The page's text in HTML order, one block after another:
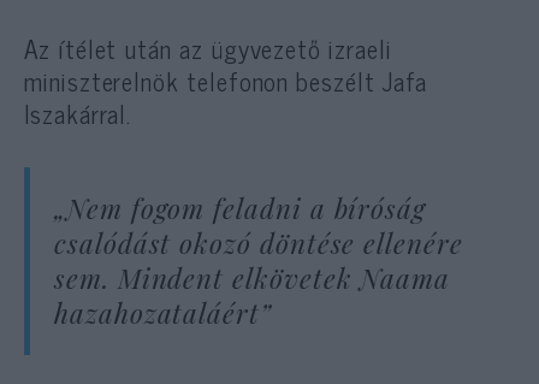
Az ítélet után az ügyvezető izraeli
miniszterelnök telefonon beszélt Jafa
Iszakárral.
„Nem fogom feladni a bíróság
csalódást okozó döntése ellenére
sem. Mindent elkövetek Naama
hazahozataláért”